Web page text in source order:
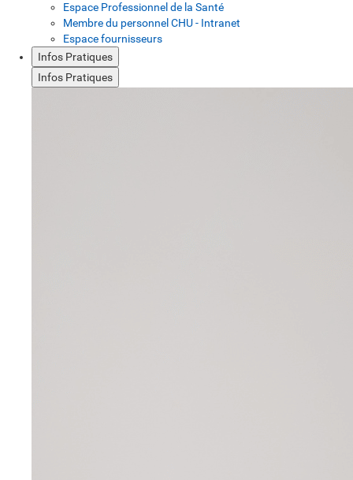
Espace Professionnel de la Santé
Membre du personnel CHU - Intranet
Espace fournisseurs
Infos Pratiques
Infos Pratiques